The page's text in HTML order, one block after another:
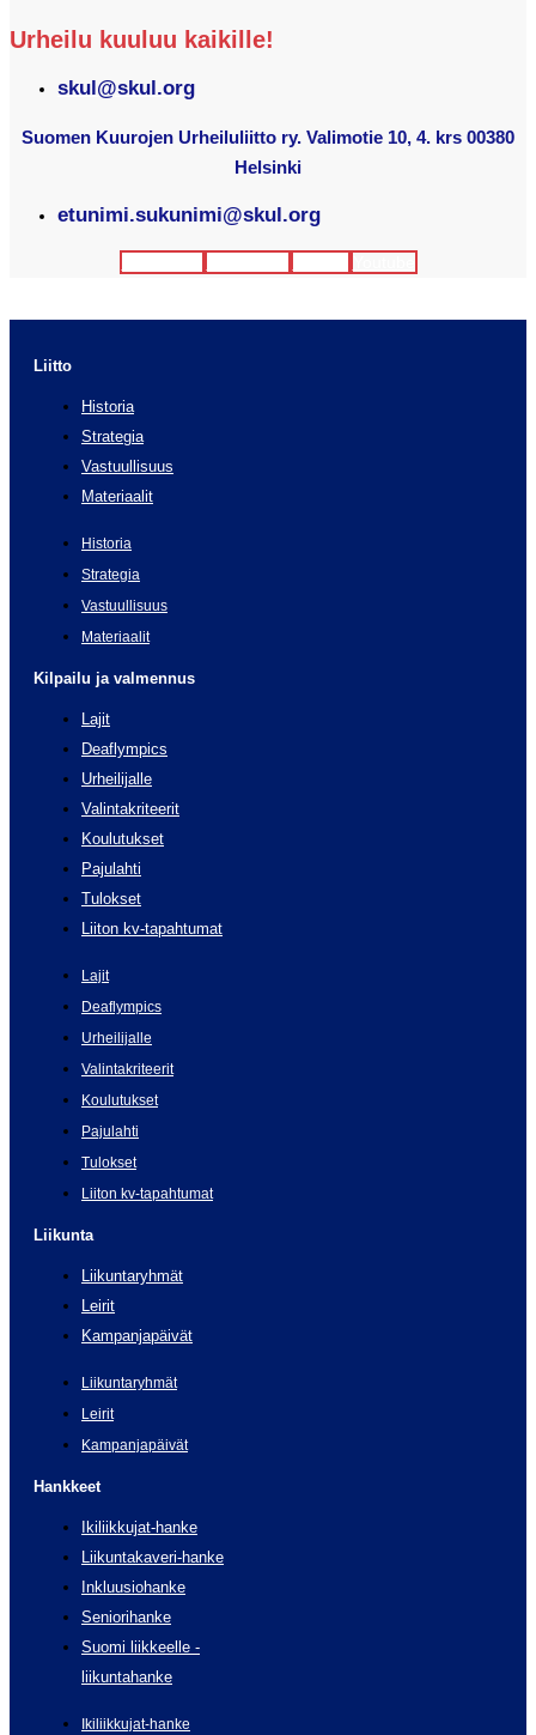
Urheilu kuuluu kaikille!
skul@skul.org
Suomen Kuurojen Urheiluliitto ry. Valimotie 10, 4. krs 00380
Helsinki
etunimi.sukunimi@skul.org
Liitto
Historia
Strategia
Vastuullisuus
Materiaalit
Historia
Strategia
Vastuullisuus
Materiaalit
Kilpailu ja valmennus
Lajit
Deaflympics
Urheilijalle
Valintakriteerit
Koulutukset
Pajulahti
Tulokset
Liiton kv-tapahtumat
Lajit
Deaflympics
Urheilijalle
Valintakriteerit
Koulutukset
Pajulahti
Tulokset
Liiton kv-tapahtumat
Liikunta
Liikuntaryhmät
Leirit
Kampanjapäivät
Liikuntaryhmät
Leirit
Kampanjapäivät
Hankkeet
Ikiliikkujat-hanke
Liikuntakaveri-hanke
Inkluusiohanke
Seniorihanke
Suomi liikkeelle -
liikuntahanke
Ikiliikkujat-hanke